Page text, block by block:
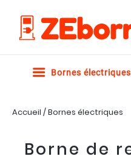
Bornes électriques
Accueil /Bornes électriques
Borne de